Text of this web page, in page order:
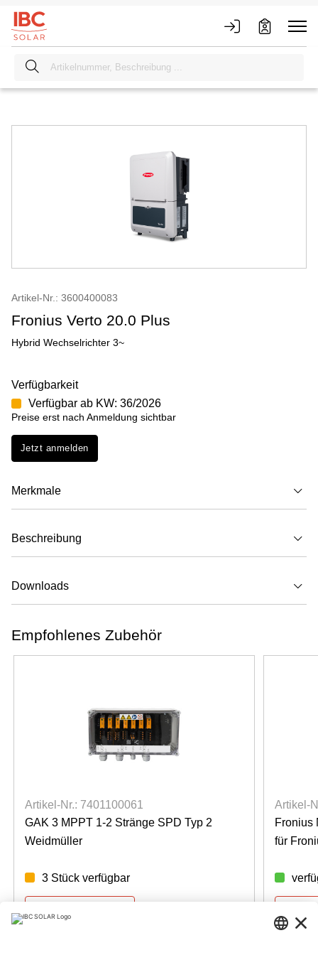
Artikel-Nr.: 3600400083
Fronius Verto 20.0 Plus
Hybrid Wechselrichter 3~
Verfügbarkeit
Verfügbar ab KW: 36/2026
Preise erst nach Anmeldung sichtbar
Jetzt anmelden
Merkmale
Beschreibung
Downloads
Empfohlenes Zubehör
Artikel-Nr.: 7401100061
GAK 3 MPPT 1-2 Stränge SPD Typ 2
Weidmüller
3 Stück verfügbar
Artikel-
Fronius
für